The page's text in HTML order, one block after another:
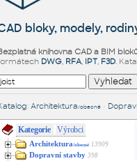
bloky, modely,
knihovna CAD a BIM
DWG, RFA, IPT, F3D.
: Architektura /obecné•
Kategorie Výrobci
Architektura/obecné 13909
Dopravní stavby 398